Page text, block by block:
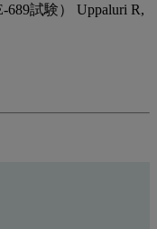
試験） Uppaluri R,